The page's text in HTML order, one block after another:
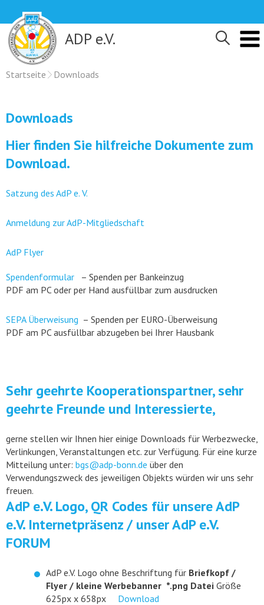
content
ADP e.V.
Startseite Downloads
Downloads
Hier finden Sie hilfreiche Dokumente zum
Download.
Satzung des AdP e. V.
Anmeldung zur AdP-Mitgliedschaft
AdP Flyer
Spendenformular – Spenden per Bankeinzug
PDF am PC oder per Hand ausfüllbar zum ausdrucken
SEPA Überweisung – Spenden per EURO-Überweisung
PDF am PC ausfüllbar abzugeben bei Ihrer Hausbank
Sehr geehrte Kooperationspartner, sehr
geehrte Freunde und Interessierte,
gerne stellen wir Ihnen hier einige Downloads für Werbezwecke,
Verlinkungen, Veranstaltungen etc. zur Verfügung. Für eine kurze
Mitteilung unter: bgs@adp-bonn.de über den
Verwendungszweck des jeweiligen Objekts würden wir uns sehr
freuen.
AdP e.V. Logo, QR Codes für unsere AdP
e.V. Internetpräsenz / unser AdP e.V.
FORUM
AdP e.V. Logo ohne Beschriftung für Briefkopf /
Flyer / kleine Werbebanner *.png Datei Größe
625px x 658px Download